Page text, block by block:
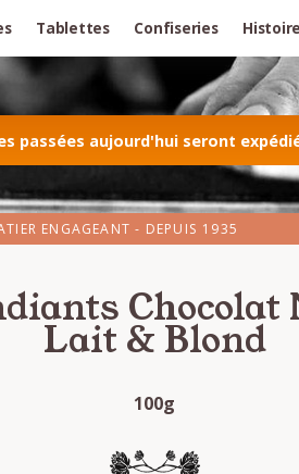
Tablettes Confiseries Histoire
passées aujourd'hui seront
ENGAGEANT - DEPUIS 1935
Chocolat
Lait & Blond
100g